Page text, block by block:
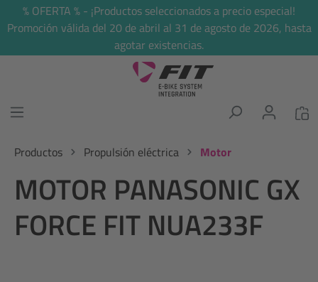
principal
% OFERTA % - ¡Productos seleccionados a precio especial!
Promoción válida del 20 de abril al 31 de agosto de 2026, hasta
agotar existencias.
Productos Propulsión eléctrica Motor
MOTOR PANASONIC GX
FORCE FIT NUA233F